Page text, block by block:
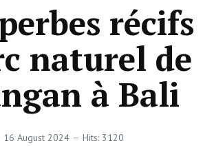
récifs
naturel de
à Bali
16 August 2024 Hits: 3120